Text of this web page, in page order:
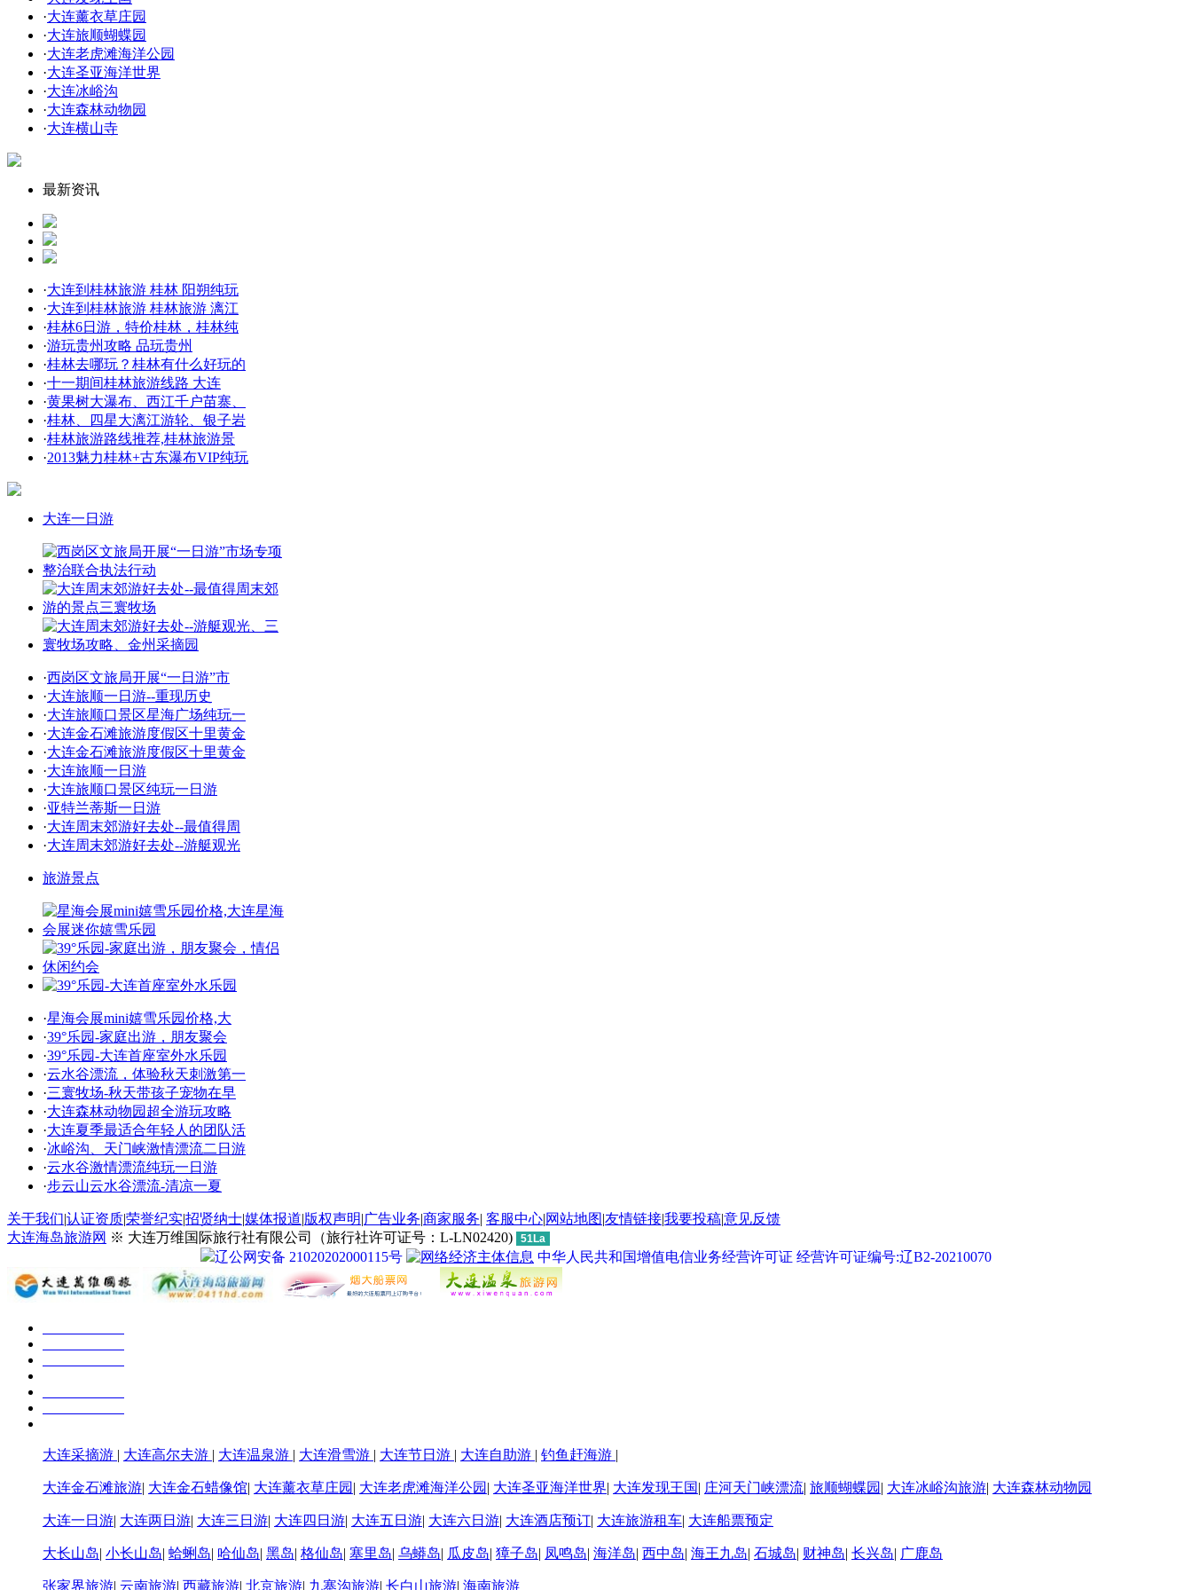
·大连薰衣草庄园
·大连旅顺蝴蝶园
·大连老虎滩海洋公园
·大连圣亚海洋世界
·大连冰峪沟
·大连森林动物园
·大连横山寺
最新资讯
·大连到桂林旅游 桂林 阳朔纯玩
·大连到桂林旅游 桂林旅游 漓江
·桂林6日游，特价桂林，桂林纯
·游玩贵州攻略 品玩贵州
·桂林去哪玩？桂林有什么好玩的
·十一期间桂林旅游线路 大连
·黄果树大瀑布、西江千户苗寨、
·桂林、四星大漓江游轮、银子岩
·桂林旅游路线推荐,桂林旅游景
·2013魅力桂林+古东瀑布VIP纯玩
大连一日游
·西岗区文旅局开展“一日游”市
·大连旅顺一日游--重现历史
·大连旅顺口景区星海广场纯玩一
·大连金石滩旅游度假区十里黄金
·大连金石滩旅游度假区十里黄金
·大连旅顺一日游
·大连旅顺口景区纯玩一日游
·亚特兰蒂斯一日游
·大连周末郊游好去处--最值得周
·大连周末郊游好去处--游艇观光
旅游景点
·星海会展mini嬉雪乐园价格,大
·39°乐园-家庭出游，朋友聚会
·39°乐园-大连首座室外水乐园
·云水谷漂流，体验秋天刺激第一
·三寰牧场-秋天带孩子宠物在早
·大连森林动物园超全游玩攻略
·大连夏季最适合年轻人的团队活
·冰峪沟、天门峡激情漂流二日游
·云水谷激情漂流纯玩一日游
·步云山云水谷漂流-清凉一夏
关于我们|认证资质|荣誉纪实|招贤纳士|媒体报道|版权声明|广告业务|商家服务| 客服中心|网站地图|友情链接|我要投稿|意见反馈
大连海岛旅游网 ※ 大连万维国际旅行社有限公司（旅行社许可证号：L-LN02420) 51La
辽公网安备 21020202000115号 中华人民共和国增值电信业务经营许可证 经营许可证编号:辽B2-20210070
大连采摘游 | 大连高尔夫游 | 大连温泉游 | 大连滑雪游 | 大连节日游 | 大连自助游 | 钓鱼赶海游 |
大连金石滩旅游| 大连金石蜡像馆| 大连薰衣草庄园 | 大连老虎滩海洋公园 | 大连圣亚海洋世界| 大连发现王国| 庄河天门峡漂流| 旅顺蝴蝶园 | 大连冰峪沟旅游| 大连森林动物园
大连一日游| 大连两日游| 大连三日游| 大连四日游| 大连五日游| 大连六日游| 大连酒店预订| 大连旅游租车| 大连船票预定
大长山岛| 小长山岛| 蛤蜊岛| 哈仙岛| 黑岛| 格仙岛| 塞里岛| 乌蟒岛| 瓜皮岛| 獐子岛| 凤鸣岛| 海洋岛| 西中岛| 海王九岛| 石城岛| 财神岛| 长兴岛| 广鹿岛
张家界旅游| 云南旅游| 西藏旅游| 北京旅游| 九寨沟旅游| 长白山旅游| 海南旅游